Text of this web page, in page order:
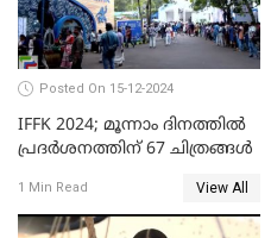
Posted On 15-12-2024
IFFK 2024; മൂന്നാം ദിനത്തില്‍
പ്രദര്‍ശനത്തിന് 67 ചിത്രങ്ങള്‍
1 Min Read View All